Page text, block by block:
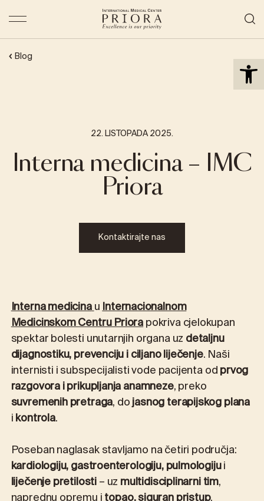
Blog
22. LISTOPADA 2025.
Interna medicina – IMC
Priora
Kontaktirajte nas
Interna medicinauInternacionalnom
Medicinskom Centru Priorapokriva cjelokupan
spektar bolesti unutarnjih organa uzdetaljnu
dijagnostiku, prevenciju i ciljano liječenje. Naši
internisti i subspecijalisti vode pacijenta odprvog
razgovora i prikupljanja anamneze, preko
suvremenih pretraga, dojasnog terapijskog plana
ikontrola.
Poseban naglasak stavljamo na četiri područja:
kardiologiju, gastroenterologiju, pulmologijui
liječenje pretilosti– uzmultidisciplinarni tim,